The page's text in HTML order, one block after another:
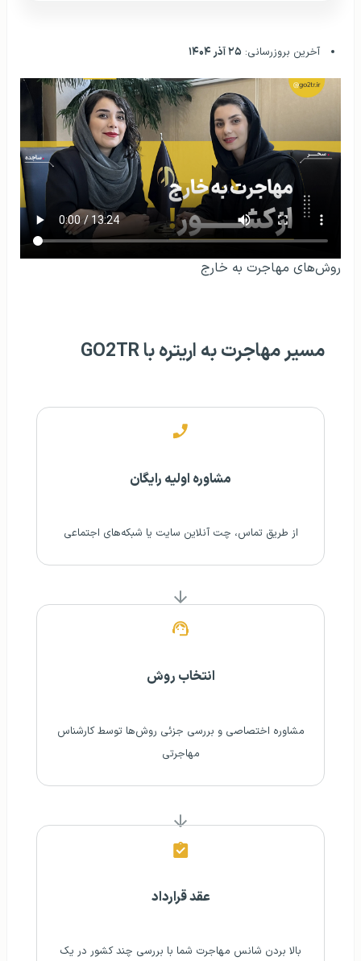
آخرین بروزرسانی: ۲۵ آذر ۱۴۰۴
روش‌های مهاجرت به خارج
مسیر مهاجرت به اریتره با GO2TR
مشاوره اولیه رایگان
از طریق تماس، چت آنلاین سایت یا شبکه‌های اجتماعی
انتخاب روش
مشاوره اختصاصی و بررسی جزئی روش‌ها توسط کارشناس
مهاجرتی
عقد قرارداد
بالا بردن شانس مهاجرت شما با بررسی چند کشور در یک